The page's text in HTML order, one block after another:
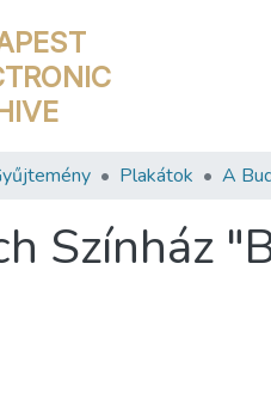
Plakátok
Színház